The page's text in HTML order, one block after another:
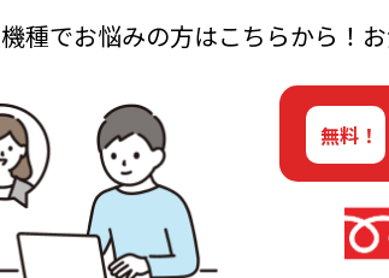
機種でお悩みの方はこちらから！
無料！